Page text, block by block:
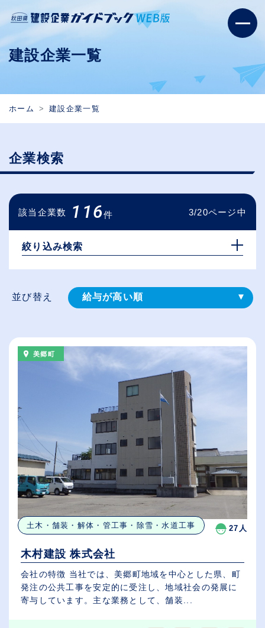
建設企業一覧
ホーム 建設企業一覧
企業検索
該当企業数 116件 3/20ページ中
絞り込み検索
並び替え 給与が高い順
従業員が多い順
休日数が多い順
美郷町
土木・舗装・解体・管工事・除雪・水道工事 27人
木村建設 株式会社
会社の特徴 当社では、美郷町地域を中心とした県、町
発注の公共工事を安定的に受注し、地域社会の発展に
寄与しています。主な業務として、舗装...